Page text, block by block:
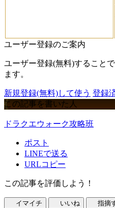
ユーザー登録のご案内
ユーザー登録(無料)すること
ます。
新規登録(無料)して使う 登録
この記事を書いた人
ドラクエウォーク攻略班
ポスト
LINEで送る
URLコピー
この記事を評価しよう！
イマイチ いいね 指摘